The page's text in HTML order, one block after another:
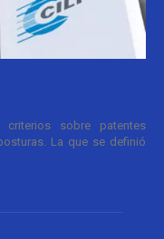
sobre patentes
La que se definió